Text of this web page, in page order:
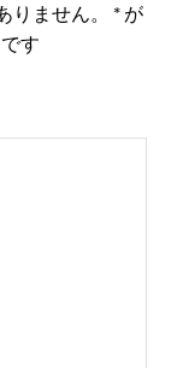
りません。 * が
す